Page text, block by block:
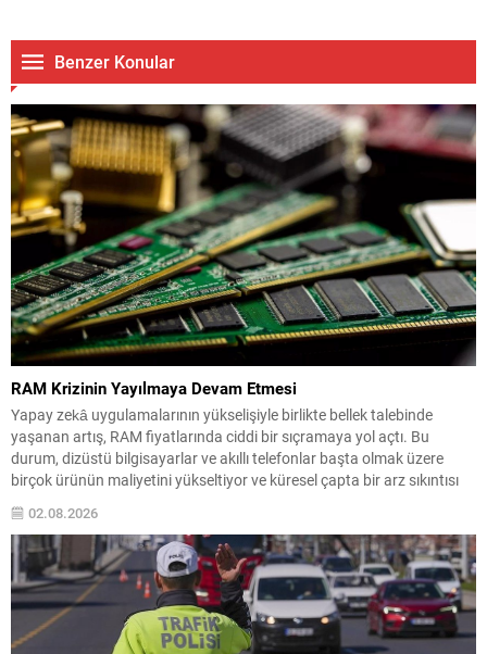
Benzer Konular
RAM Krizinin Yayılmaya Devam Etmesi
Yapay zekâ uygulamalarının yükselişiyle birlikte bellek talebinde
yaşanan artış, RAM fiyatlarında ciddi bir sıçramaya yol açtı. Bu
durum, dizüstü bilgisayarlar ve akıllı telefonlar başta olmak üzere
birçok ürünün maliyetini yükseltiyor ve küresel çapta bir arz sıkıntısı
mikroçip tedarikindeki darboğazın 2027’de derinleşmesi ve...
02.08.2026